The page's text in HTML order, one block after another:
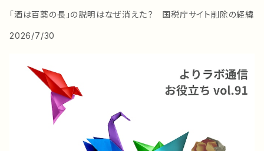
「酒は百薬の長」の説明はなぜ消えた？ 国税庁サイト削除の経緯
2026/7/30